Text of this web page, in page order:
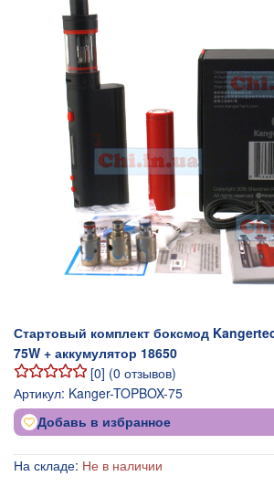
Стартовый комплект боксмод
75W + аккумулятор 18650
[0] (0 отзывов)
Артикул: Kanger-TOPBOX-75
Добавь в избранное
На складе: Не в наличии